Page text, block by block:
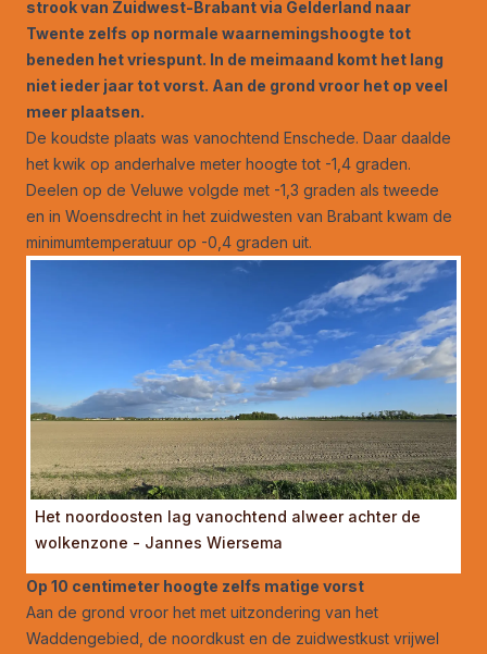
strook van Zuidwest-Brabant via Gelderland naar
Twente zelfs op normale waarnemingshoogte tot
beneden het vriespunt. In de meimaand komt het lang
niet ieder jaar tot vorst. Aan de grond vroor het op veel
meer plaatsen.
De koudste plaats was vanochtend Enschede. Daar daalde
het kwik op anderhalve meter hoogte tot -1,4 graden.
Deelen op de Veluwe volgde met -1,3 graden als tweede
en in Woensdrecht in het zuidwesten van Brabant kwam de
minimumtemperatuur op -0,4 graden uit.
Het noordoosten lag vanochtend alweer achter de
wolkenzone - Jannes Wiersema
Op 10 centimeter hoogte zelfs matige vorst
Aan de grond vroor het met uitzondering van het
Waddengebied, de noordkust en de zuidwestkust vrijwel